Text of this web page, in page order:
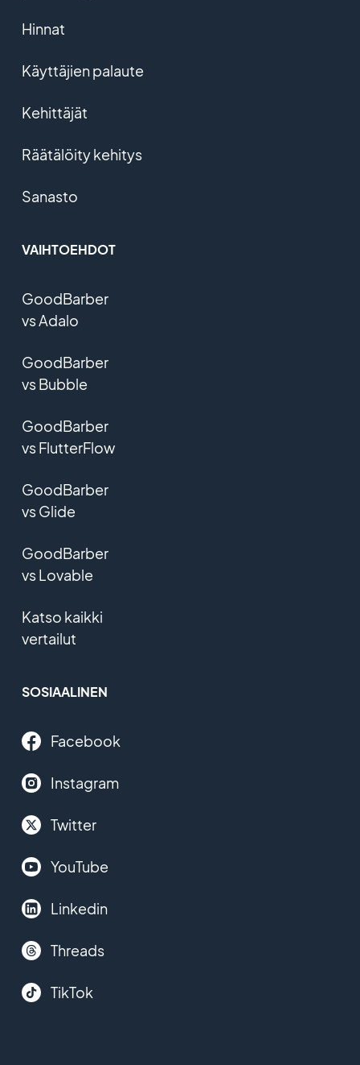
Hinnat
Käyttäjien palaute
Kehittäjät
Räätälöity kehitys
Sanasto
VAIHTOEHDOT
GoodBarber
vs Adalo
GoodBarber
vs Bubble
GoodBarber
vs FlutterFlow
GoodBarber
vs Glide
GoodBarber
vs Lovable
Katso kaikki
vertailut
SOSIAALINEN
Facebook
Instagram
Twitter
YouTube
Linkedin
Threads
TikTok